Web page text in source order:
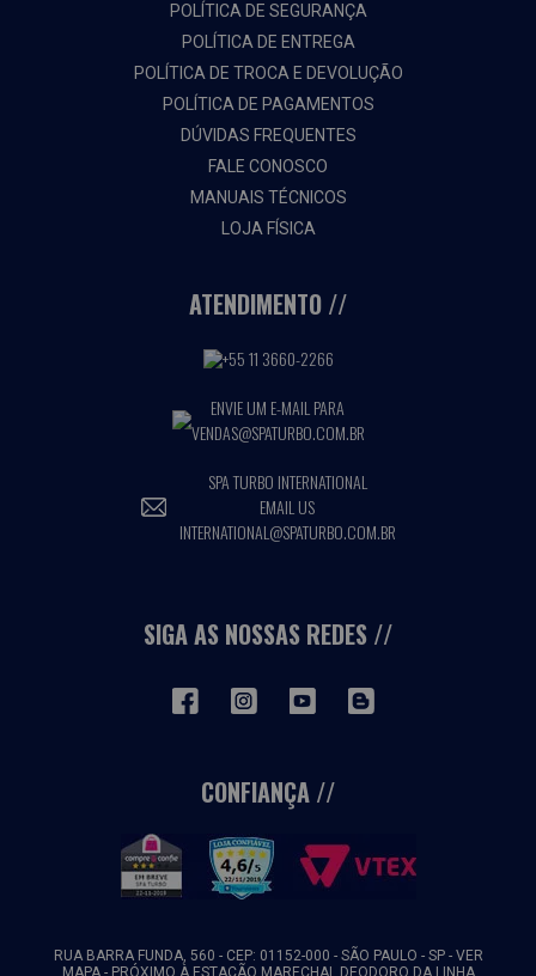
POLÍTICA DE SEGURANÇA
POLÍTICA DE ENTREGA
POLÍTICA DE TROCA E DEVOLUÇÃO
POLÍTICA DE PAGAMENTOS
DÚVIDAS FREQUENTES
FALE CONOSCO
MANUAIS TÉCNICOS
LOJA FÍSICA
ATENDIMENTO
+55 11 3660-2266
ENVIE UM E-MAIL PARA
VENDAS@SPATURBO.COM.BR
SPA TURBO INTERNATIONAL
EMAIL US
INTERNATIONAL@SPATURBO.COM.BR
SIGA AS NOSSAS REDES
CONFIANÇA
RUA BARRA FUNDA, 560 - CEP: 01152-000 - SÃO PAULO - SP - VER